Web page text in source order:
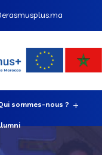
sommes-nous ?